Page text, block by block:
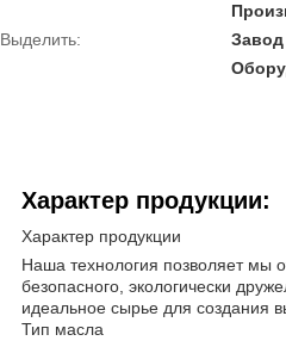
Выделить:
Завод
Характер продукции:
Характер продукции
Наша технология позволяет мы
безопасного, экологически
идеальное сырье для создания
Тип масла